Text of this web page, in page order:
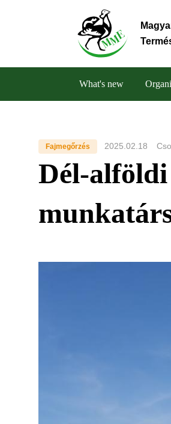
What's new
Fajmegőrzés 2025.02.18
Dél-